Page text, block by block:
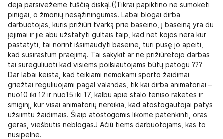
deja parsivežėme tuščią diskąL((Tikrai papiktino ne sumokėti
pinigai, o žmonių nesąžiningumas. Labai blogai dirba
darbuotojas, kuris prižiūri tvarką prie baseino, į baseiną yra du
įėjimai ir jie abu užstatyti gultais taip, kad net kojos nėra kur
pastatyti, tai norint išsimaudyti baseine, turi pusę jo apeiti,
kad susirastum praėjimą. Tai sakykit ar ne prižiūrėtojo darbas
tai sureguliuoti kad visiems poilsiautojams būtų patogu ???
Dar labai keista, kad teikiami nemokami sporto žaidimai
griežtai reguliuojami pagal valandas, tik kai dirba animatoriai –
nuo10 iki 12 ir nuo15 iki 17, kalbu apie stalo teniso raketes ir
smiginį, kur visai animatorių nereikia, kad atostogautojai patys
užsiimtu žaidimais. Šiaip atostogomis likome patenkinti, oras
geras, viešbutis neblogasJ Ačiū tiems darbuotojams, kas to
nusipelnė.